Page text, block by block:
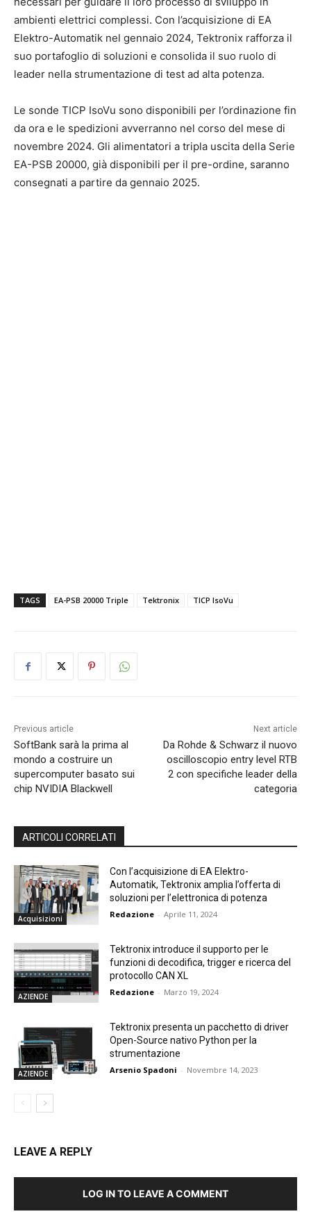
ambienti elettrici complessi. Con l’acquisizione di EA
Elektro-Automatik nel gennaio 2024, Tektronix rafforza il
suo portafoglio di soluzioni e consolida il suo ruolo di
leader nella strumentazione di test ad alta potenza.
Le sonde TICP IsoVu sono disponibili per l’ordinazione fin
da ora e le spedizioni avverranno nel corso del mese di
novembre 2024. Gli alimentatori a tripla uscita della Serie
EA-PSB 20000, già disponibili per il pre-ordine, saranno
consegnati a partire da gennaio 2025.
TAGS EA-PSB 20000 Triple Tektronix TICP IsoVu
Previous article
SoftBank sarà la prima al
mondo a costruire un
supercomputer basato sui
chip NVIDIA Blackwell
Next article
Da Rohde & Schwarz il nuovo
oscilloscopio entry level RTB
2 con specifiche leader della
categoria
ARTICOLI CORRELATI
Acquisizioni
Con l’acquisizione di EA Elektro-
Automatik, Tektronix amplia l’offerta di
soluzioni per l’elettronica di potenza
Redazione - Aprile 11, 2024
AZIENDE
Tektronix introduce il supporto per le
funzioni di decodifica, trigger e ricerca del
protocollo CAN XL
Redazione - Marzo 19, 2024
AZIENDE
Tektronix presenta un pacchetto di driver
Open-Source nativo Python per la
strumentazione
Arsenio Spadoni - Novembre 14, 2023
LEAVE A REPLY
LOG IN TO LEAVE A COMMENT